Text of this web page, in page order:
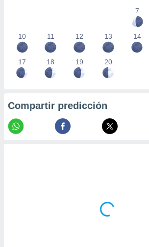
7
10 11 12 13 14
17 18 19 20
Compartir predicción